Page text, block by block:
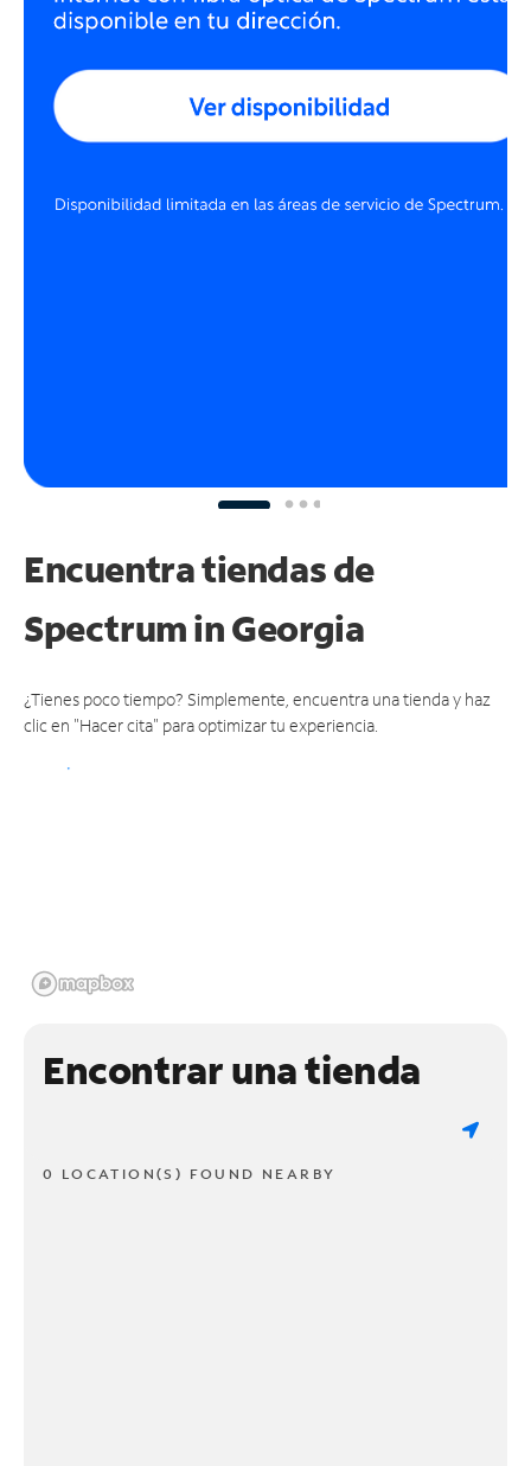
Encuentra tiendas de
Spectrumin Georgia
¿Tienes poco tiempo? Simplemente, encuentra una tienda y haz
clic en "Hacer cita" para optimizar tu experiencia.
Encontrar una tienda
0 LOCATION(S) FOUND NEARBY